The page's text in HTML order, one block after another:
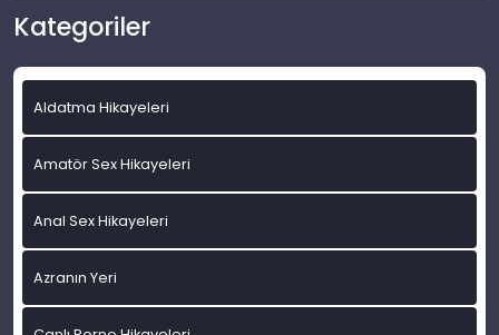
Kategoriler
Aldatma Hikayeleri
Amatör Sex Hikayeleri
Anal Sex Hikayeleri
Azranın Yeri